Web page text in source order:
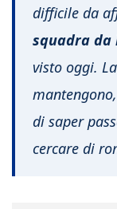
difficile da
squadra da
visto oggi.
mantengono,
di saper
cercare di